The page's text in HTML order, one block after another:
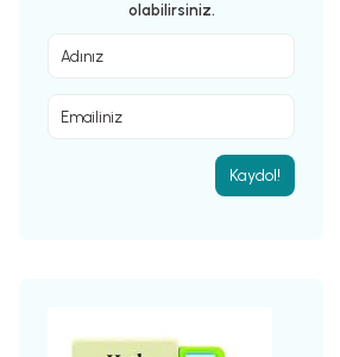
olabilirsiniz.
Kaydol!